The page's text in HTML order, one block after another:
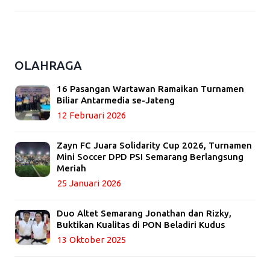
OLAHRAGA
16 Pasangan Wartawan Ramaikan Turnamen
Biliar Antarmedia se-Jateng
12 Februari 2026
Zayn FC Juara Solidarity Cup 2026, Turnamen
Mini Soccer DPD PSI Semarang Berlangsung
Meriah
25 Januari 2026
Duo Altet Semarang Jonathan dan Rizky,
Buktikan Kualitas di PON Beladiri Kudus
13 Oktober 2025